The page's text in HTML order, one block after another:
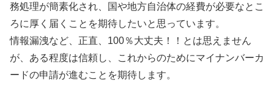
務処理が簡素化され、国や地方自治体の経費が必要なとこ
ろに厚く届くことを期待したいと思っています。
情報漏洩など、正直、100％大丈夫！！とは思えません
が、ある程度は信頼し、これからのためにマイナンバーカ
ードの申請が進むことを期待します。